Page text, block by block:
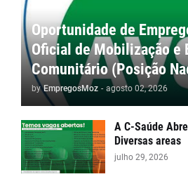
Oportunidade de
Oficial de Mobilização e
Comunitário (Posição
by EmpregosMoz - agosto 02, 2026
A C-Saúde
Diversas areas
julho 29, 2026